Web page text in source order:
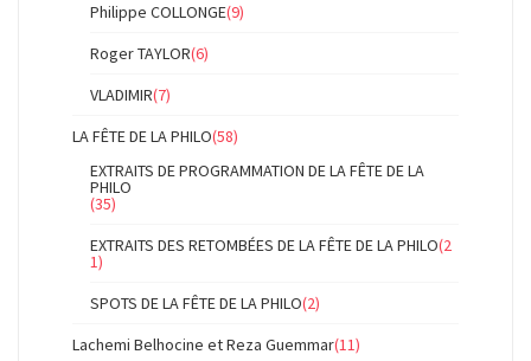
Philippe COLLONGE(9)
Roger TAYLOR(6)
VLADIMIR(7)
LA FÊTE DE LA PHILO(58)
EXTRAITS DE PROGRAMMATION DE LA FÊTE DE LA
PHILO
(35)
EXTRAITS DES RETOMBÉES DE LA FÊTE DE LA PHILO(2
1)
SPOTS DE LA FÊTE DE LA PHILO(2)
Lachemi Belhocine et Reza Guemmar(11)